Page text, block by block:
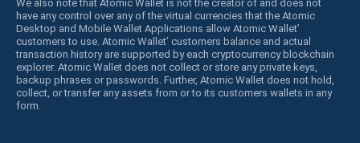
We also note that Atomic Wallet is not the creator of and does not
have any control over any of the virtual currencies that the Atomic
Desktop and Mobile Wallet Applications allow Atomic Wallet’
customers to use. Atomic Wallet’ customers balance and actual
transaction history are supported by each cryptocurrency blockchain
explorer. Atomic Wallet does not collect or store any private keys,
backup phrases or passwords. Further, Atomic Wallet does not hold,
collect, or transfer any assets from or to its customers wallets in any
form.